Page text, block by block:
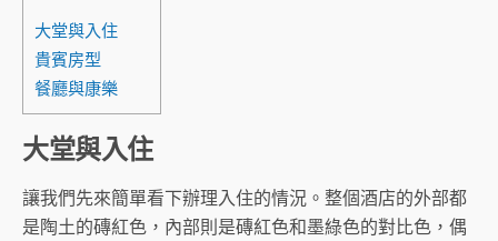
大堂與入住
貴賓房型
餐廳與康樂
大堂與入住
讓我們先來簡單看下辦理入住的情況。整個酒店的外部都
是陶土的磚紅色，內部則是磚紅色和墨綠色的對比色，偶